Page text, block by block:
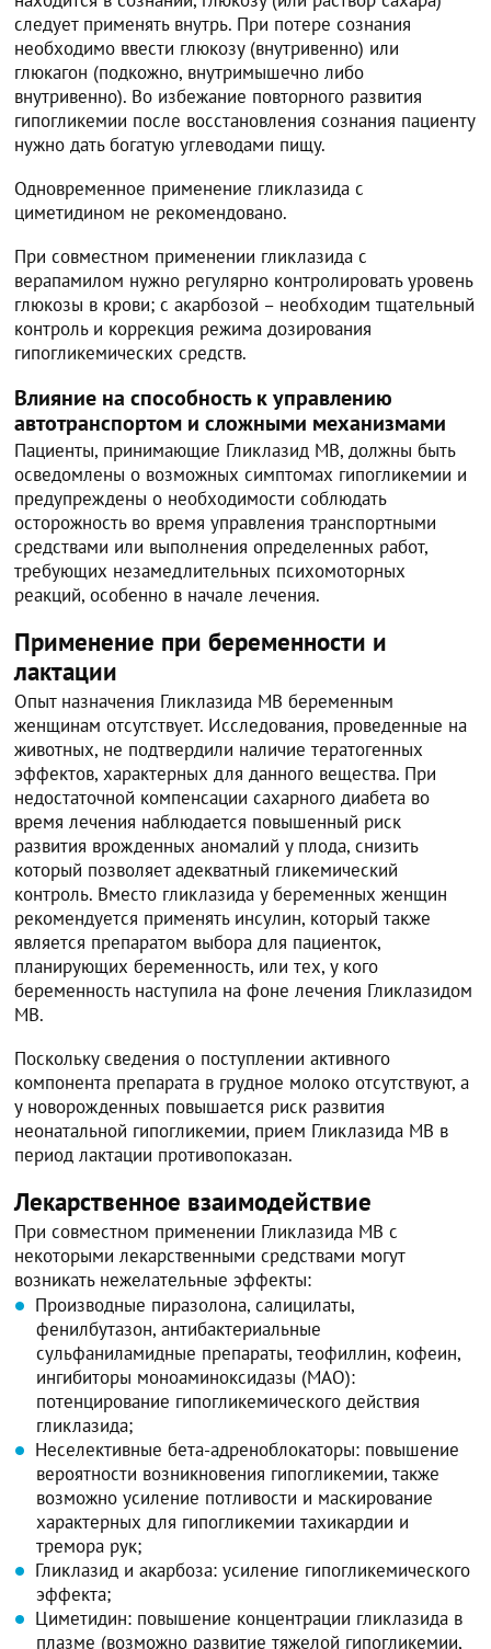
следует применять внутрь. При потере сознания
необходимо ввести глюкозу (внутривенно) или
глюкагон (подкожно, внутримышечно либо
внутривенно). Во избежание повторного развития
гипогликемии после восстановления сознания пациенту
нужно дать богатую углеводами пищу.
Одновременное применение гликлазида с
циметидином не рекомендовано.
При совместном применении гликлазида с
верапамилом нужно регулярно контролировать уровень
глюкозы в крови; с акарбозой – необходим тщательный
контроль и коррекция режима дозирования
гипогликемических средств.
Влияние на способность к управлению
автотранспортом и сложными механизмами
Пациенты, принимающие Гликлазид МВ, должны быть
осведомлены о возможных симптомах гипогликемии и
предупреждены о необходимости соблюдать
осторожность во время управления транспортными
средствами или выполнения определенных работ,
требующих незамедлительных психомоторных
реакций, особенно в начале лечения.
Применение при беременности и
лактации
Опыт назначения Гликлазида МВ беременным
женщинам отсутствует. Исследования, проведенные на
животных, не подтвердили наличие тератогенных
эффектов, характерных для данного вещества. При
недостаточной компенсации сахарного диабета во
время лечения наблюдается повышенный риск
развития врожденных аномалий у плода, снизить
который позволяет адекватный гликемический
контроль. Вместо гликлазида у беременных женщин
рекомендуется применять инсулин, который также
является препаратом выбора для пациенток,
планирующих беременность, или тех, у кого
беременность наступила на фоне лечения Гликлазидом
МВ.
Поскольку сведения о поступлении активного
компонента препарата в грудное молоко отсутствуют, а
у новорожденных повышается риск развития
неонатальной гипогликемии, прием Гликлазида МВ в
период лактации противопоказан.
Лекарственное взаимодействие
При совместном применении Гликлазида МВ с
некоторыми лекарственными средствами могут
возникать нежелательные эффекты:
Производные пиразолона, салицилаты,
фенилбутазон, антибактериальные
сульфаниламидные препараты, теофиллин, кофеин,
ингибиторы моноаминоксидазы (МАО):
потенцирование гипогликемического действия
гликлазида;
Неселективные бета-адреноблокаторы: повышение
вероятности возникновения гипогликемии, также
возможно усиление потливости и маскирование
характерных для гипогликемии тахикардии и
тремора рук;
Гликлазид и акарбоза: усиление гипогликемического
эффекта;
Циметидин: повышение концентрации гликлазида в
плазме (возможно развитие тяжелой гипогликемии,